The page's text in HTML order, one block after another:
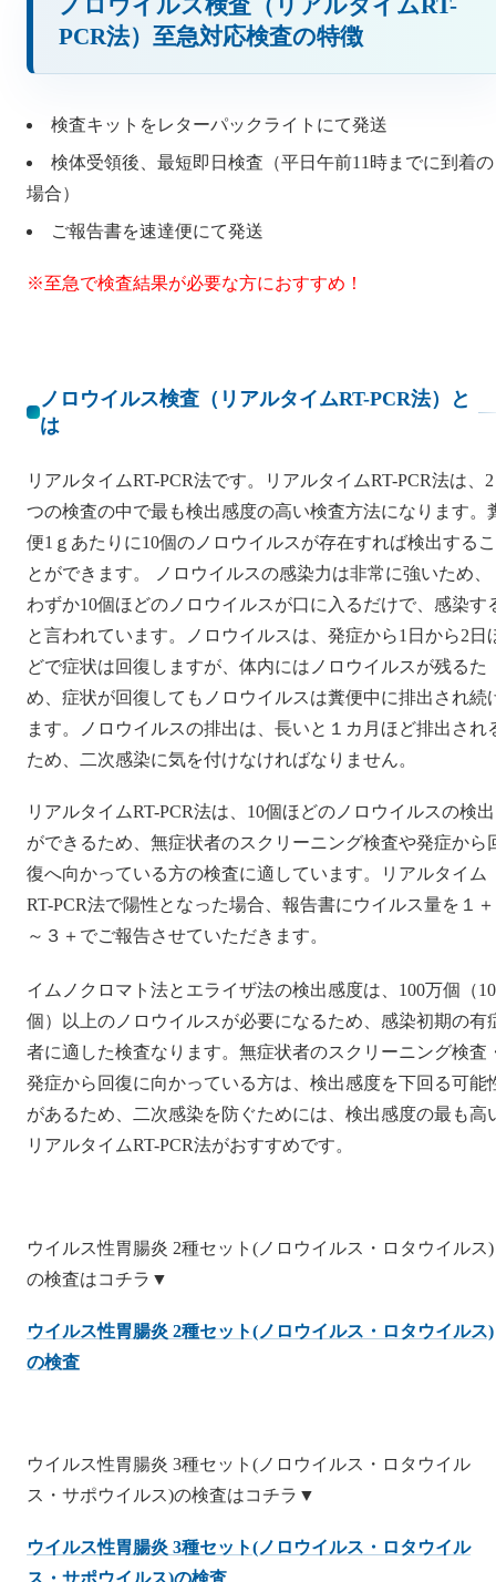
ノロウイルス検査（リアルタイムRT-
PCR法）至急対応検査の特徴
検査キットをレターパックライトにて発送
検体受領後、最短即日検査（平日午前11時までに到着の
場合）
ご報告書を速達便にて発送
※至急で検査結果が必要な方におすすめ！
ノロウイルス検査（リアルタイムRT-PCR法）と
は
リアルタイムRT-PCR法です。リアルタイムRT-PCR法は、2
つの検査の中で最も検出感度の高い検査方法になります。
便1ｇあたりに10個のノロウイルスが存在すれば検出するこ
とができます。 ノロウイルスの感染力は非常に強いため、
わずか10個ほどのノロウイルスが口に入るだけで、感染す
と言われています。ノロウイルスは、発症から1日から2日
どで症状は回復しますが、体内にはノロウイルスが残るた
め、症状が回復してもノロウイルスは糞便中に排出され続
ます。ノロウイルスの排出は、長いと１カ月ほど排出され
ため、二次感染に気を付けなければなりません。
リアルタイムRT-PCR法は、10個ほどのノロウイルスの検出
ができるため、無症状者のスクリーニング検査や発症から
復へ向かっている方の検査に適しています。リアルタイム
RT-PCR法で陽性となった場合、報告書にウイルス量を１＋
～３＋でご報告させていただきます。
イムノクロマト法とエライザ法の検出感度は、100万個（10
個）以上のノロウイルスが必要になるため、感染初期の有
者に適した検査なります。無症状者のスクリーニング検査
発症から回復に向かっている方は、検出感度を下回る可能
があるため、二次感染を防ぐためには、検出感度の最も高
リアルタイムRT-PCR法がおすすめです。
ウイルス性胃腸炎 2種セット(ノロウイルス・ロタウイルス)
の検査はコチラ▼
ウイルス性胃腸炎 2種セット(ノロウイルス・ロタウイルス)
の検査
ウイルス性胃腸炎 3種セット(ノロウイルス・ロタウイル
ス・サポウイルス)の検査はコチラ▼
ウイルス性胃腸炎 3種セット(ノロウイルス・ロタウイル
ス・サポウイルス)の検査